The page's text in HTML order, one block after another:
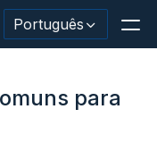
Português
para